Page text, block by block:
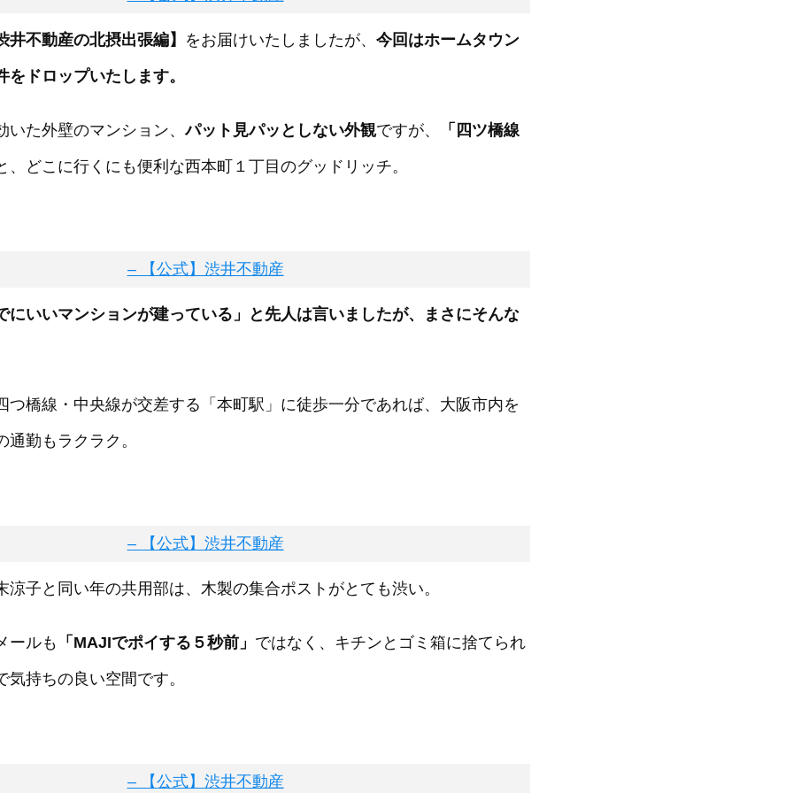
井不動産の北摂出張編】 をお届けいたしましたが、 今回はホームタウン
ドロップいたします。
いた外壁のマンション、パット見パッとしない外観ですが、 「四ツ橋線
、どこに行くにも便利な西本町１丁目のグッドリッチ。
にいいマンションが建っている」と先人は言いましたが、まさにそんな
つ橋線・中央線が交差する「本町駅」に徒歩一分であれば、大阪市内を
勤もラクラク。
涼子と同い年の共用部は、木製の集合ポストがとても渋い。
ールも 「MAJIでポイする５秒前」 ではなく、キチンとゴミ箱に捨てられ
持ちの良い空間です。